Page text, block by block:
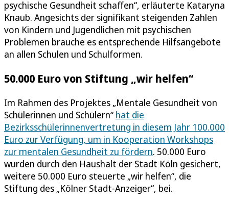
psychische Gesundheit schaffen“, erläuterte Kataryna
Knaub. Angesichts der signifikant steigenden Zahlen
von Kindern und Jugendlichen mit psychischen
Problemen brauche es entsprechende Hilfsangebote
an allen Schulen und Schulformen.
50.000 Euro von Stiftung „wir helfen“
Im Rahmen des Projektes „Mentale Gesundheit von
Schülerinnen und Schülern“ hat die
Bezirksschülerinnenvertretung in diesem Jahr 100.000
Euro zur Verfügung, um in Kooperation Workshops
zur mentalen Gesundheit zu fördern. 50.000 Euro
wurden durch den Haushalt der Stadt Köln gesichert,
weitere 50.000 Euro steuerte „wir helfen“, die
Stiftung des „Kölner Stadt-Anzeiger“, bei.